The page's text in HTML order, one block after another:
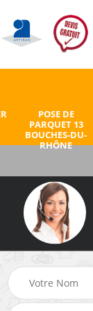
POSE DE
PARQUET 13
BOUCHES-DU-
RHÔNE